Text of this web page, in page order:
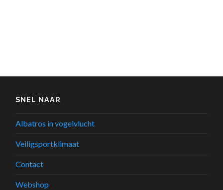
SNEL NAAR
Albatros in vogelvlucht
Veiligsportklimaat
Contact
Webshop